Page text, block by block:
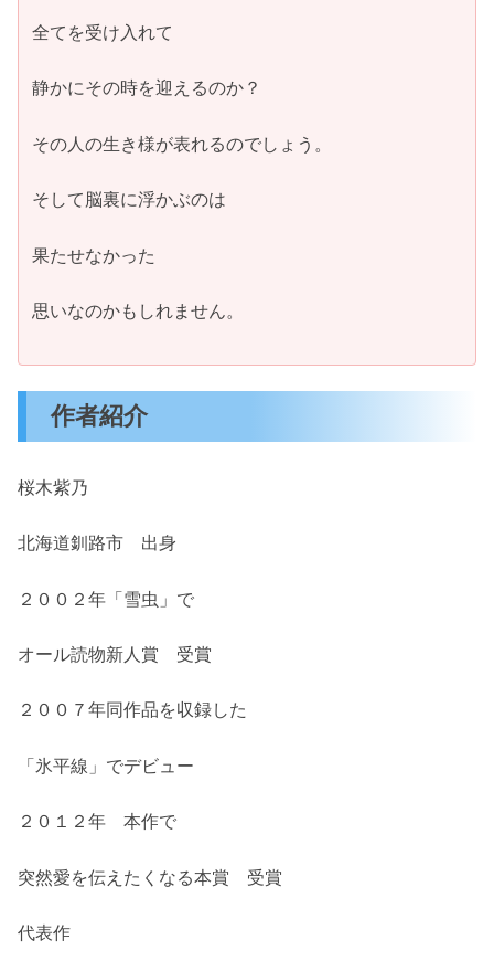
全てを受け入れて
静かにその時を迎えるのか？
その人の生き様が表れるのでしょう。
そして脳裏に浮かぶのは
果たせなかった
思いなのかもしれません。
作者紹介
桜木紫乃
北海道釧路市 出身
２００２年「雪虫」で
オール読物新人賞 受賞
２００７年同作品を収録した
「氷平線」でデビュー
２０１２年 本作で
突然愛を伝えたくなる本賞 受賞
代表作